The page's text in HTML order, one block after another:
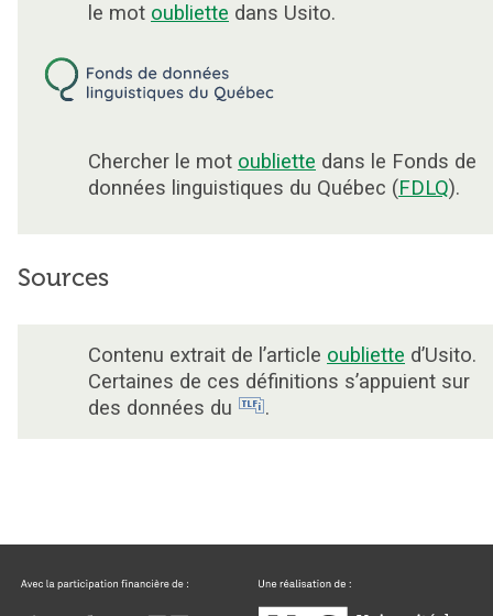
le mot oubliette dans Usito.
Chercher le mot oubliette dans le Fonds de
données linguistiques du Québec (FDLQ).
Sources
Contenu extrait de l’article oubliette d’Usito.
Certaines de ces définitions s’appuient sur
des données du
.